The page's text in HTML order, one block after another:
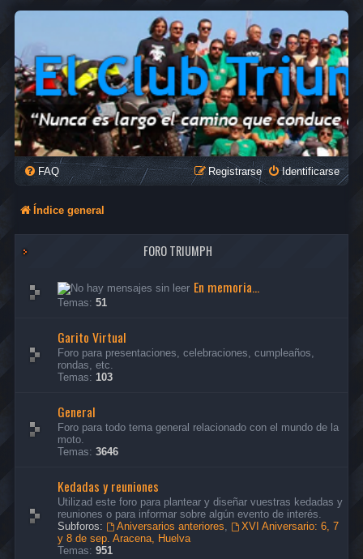
FAQ Identificarse
Registrarse
Índice general
FORO TRIUMPH
En memoria...
Temas: 51
Garito Virtual
Foro para presentaciones, celebraciones, cumpleaños,
rondas, etc.
Temas: 103
General
Foro para todo tema general relacionado con el mundo de la
moto.
Temas: 3646
Kedadas y reuniones
Utilizad este foro para plantear y diseñar vuestras kedadas y
reuniones o para informar sobre algún evento de interés.
Subforos:
Aniversarios anteriores,
XVI Aniversario: 6, 7
y 8 de sep. Aracena, Huelva
Temas: 951